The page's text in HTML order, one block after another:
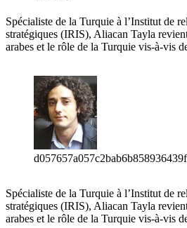
Spécialiste de la Turquie à l’Institut de
stratégiques (IRIS), Aliacan Tayla
arabes et le rôle de la Turquie vis-à-vis
Spécialiste de la Turquie à l’Institut de
stratégiques (IRIS), Aliacan Tayla
arabes et le rôle de la Turquie vis-à-vis